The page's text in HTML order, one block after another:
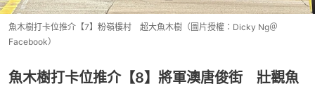
魚木樹打卡位推介【7】粉嶺樓村 超大魚木樹（圖片授權：Dicky Ng＠
Facebook）
魚木樹打卡位推介【8】將軍澳唐俊街 壯觀魚